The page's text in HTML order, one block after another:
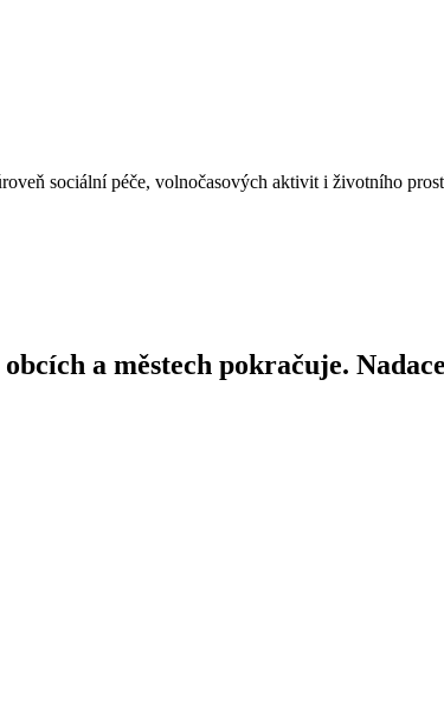
sociální péče, volnočasových aktivit i životního
a městech pokračuje.